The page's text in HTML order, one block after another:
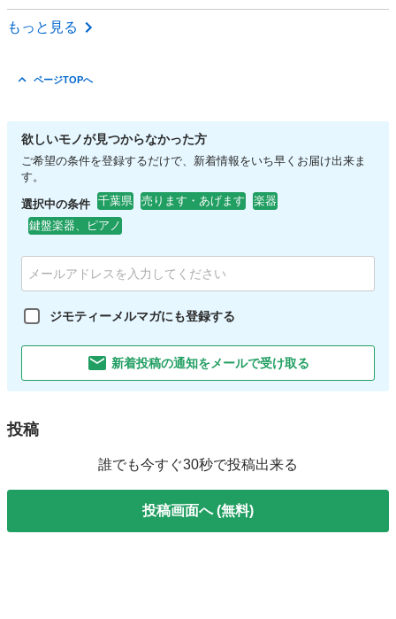
千葉 市川市
もっと見る
ページTOPへ
欲しいモノが見つからなかった方
ご希望の条件を登録するだけで、新着情報をいち早くお届け出来ま
す。
選択中の条件 千葉県 売ります・あげます
楽器
鍵盤楽器、ピアノ
ジモティーメルマガにも登録する
新着投稿の通知をメールで受け取る
投稿
誰でも今すぐ30秒で投稿出来る
投稿画面へ (無料)